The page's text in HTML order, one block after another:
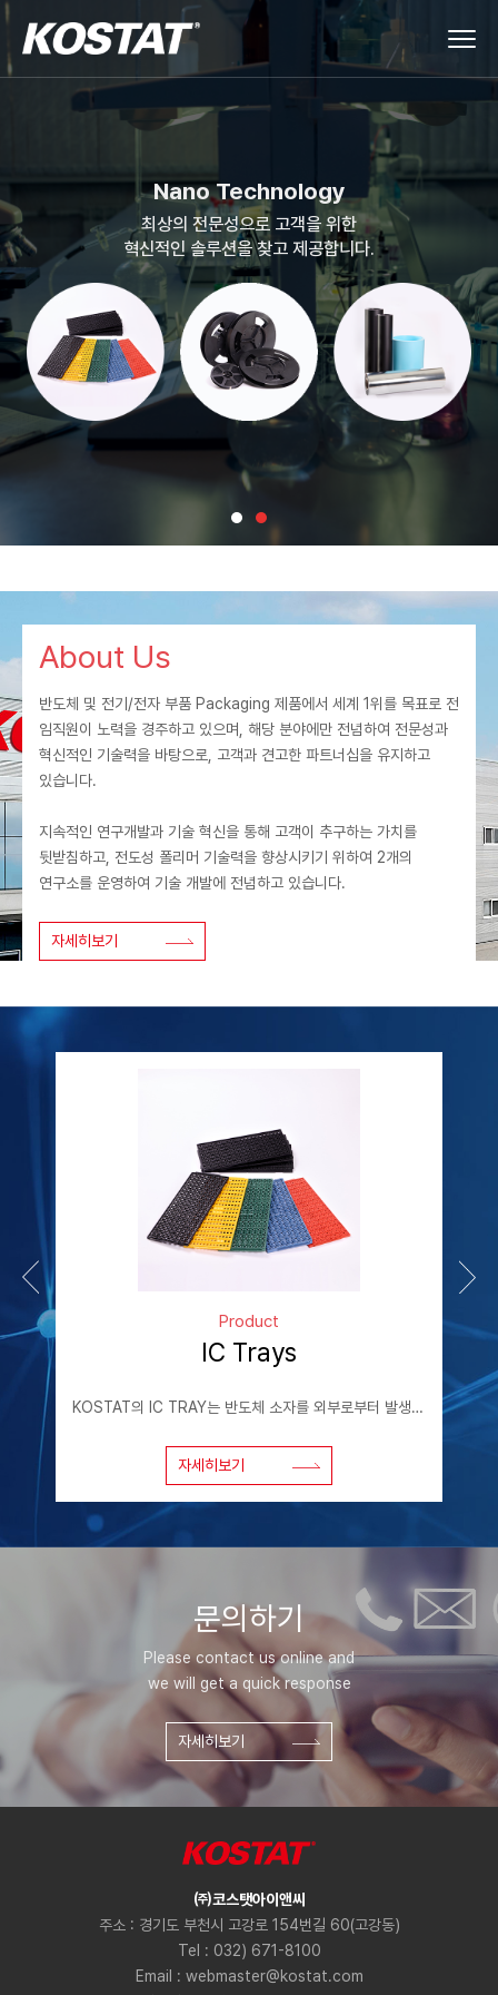
완벽한 ESD 솔루션의 글로벌 리더
최상의 전문성으로 고객을 위한
혁신적인 솔루션을 찾고 제공합니다.
NanoTechnology
최상의 전문성으로 고객을 위한
혁신적인 솔루션을 찾고 제공합니다.
About Us
반도체 및 전기/전자 부품 Packaging 제품에서 세계 1위를 목표로 전
임직원이 노력을 경주하고 있으며, 해당 분야에만 전념하여 전문성과
혁신적인 기술력을 바탕으로, 고객과 견고한 파트너십을 유지하고
있습니다.
지속적인 연구개발과 기술 혁신을 통해 고객이 추구하는 가치를
뒷받침하고, 전도성 폴리머 기술력을 향상시키기 위하여 2개의
연구소를 운영하여 기술 개발에 전념하고 있습니다.
자세히보기
Product
IC Trays
KOSTAT의 IC TRAY는 반도체 소자를 외부로부터 발생되는 정전기 및 전자파, 열, 충격 등 다양한 물리적, 환경적 요인으로부터 보호할 수 있도록 설계된 반도체 전용 제조 공정 및 운송용 부자재입니다. 메모리 및 비 메모리 PKG 전반에 사용되며, 스마트폰, 자동차 전장(Automotive), 디스플레이 등 다양한 애플리케이션의 반도체 제품 운송......
자세히보기
문의하기
Please contact us online and
we will get a quick response
자세히보기
㈜코스탯아이앤씨
주소 : 경기도 부천시 고강로 154번길 60(고강동)
Tel : 032) 671-8100
Email : webmaster@kostat.com